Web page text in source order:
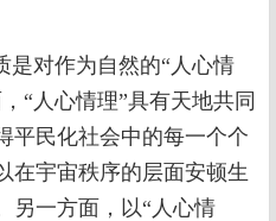
是对作为自然的“人心情
“人心情理”具有天地共同
平民化社会中的每一个个
在宇宙秩序的层面安顿生
另一方面，以“人心情